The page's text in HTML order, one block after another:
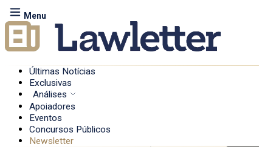
Menu
Últimas Notícias
Exclusivas
Análises
Apoiadores
Eventos
Concursos Públicos
Newsletter